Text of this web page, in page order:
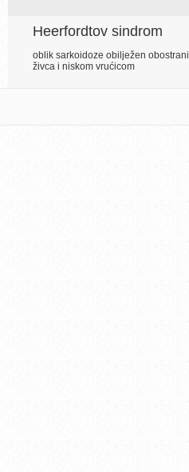
Heerfordtov sindrom
oblik sarkoidoze obilježen
živca i niskom vrućicom